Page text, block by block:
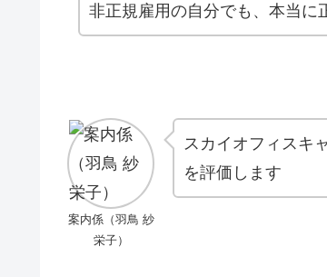
非正規雇用の自分でも、本当に
案内係（羽鳥 紗
栄子）
スカイオフィスキ
を評価します